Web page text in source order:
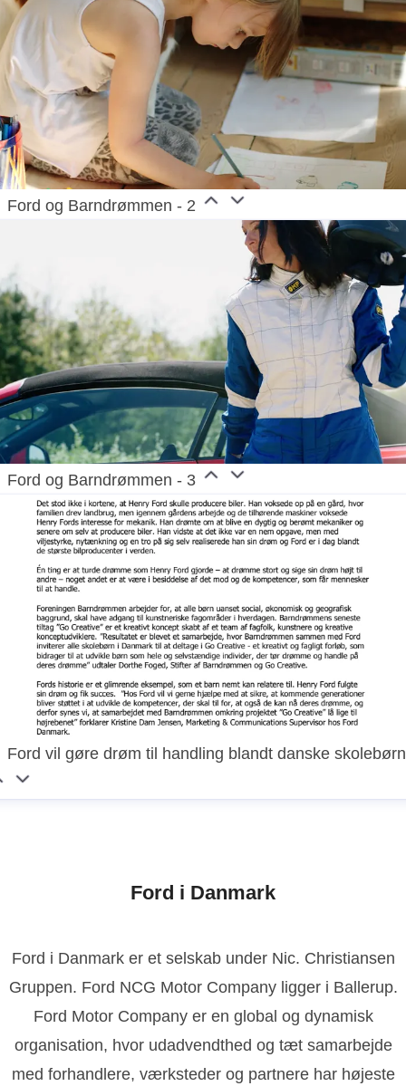
Ford og Barndrømmen - 2
Ford og Barndrømmen - 3
Ford vil gøre drøm til handling blandt danske skolebørn
Ford i Danmark
Ford i Danmark er et selskab under Nic. Christiansen
Gruppen. Ford NCG Motor Company ligger i Ballerup.
Ford Motor Company er en global og dynamisk
organisation, hvor udadvendthed og tæt samarbejde
med forhandlere, værksteder og partnere har højeste